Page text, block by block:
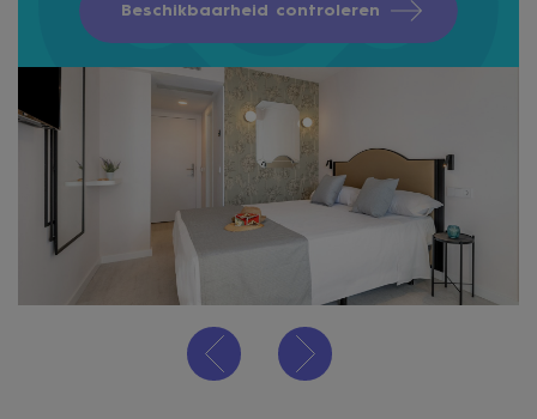
Beschikbaarheid controleren